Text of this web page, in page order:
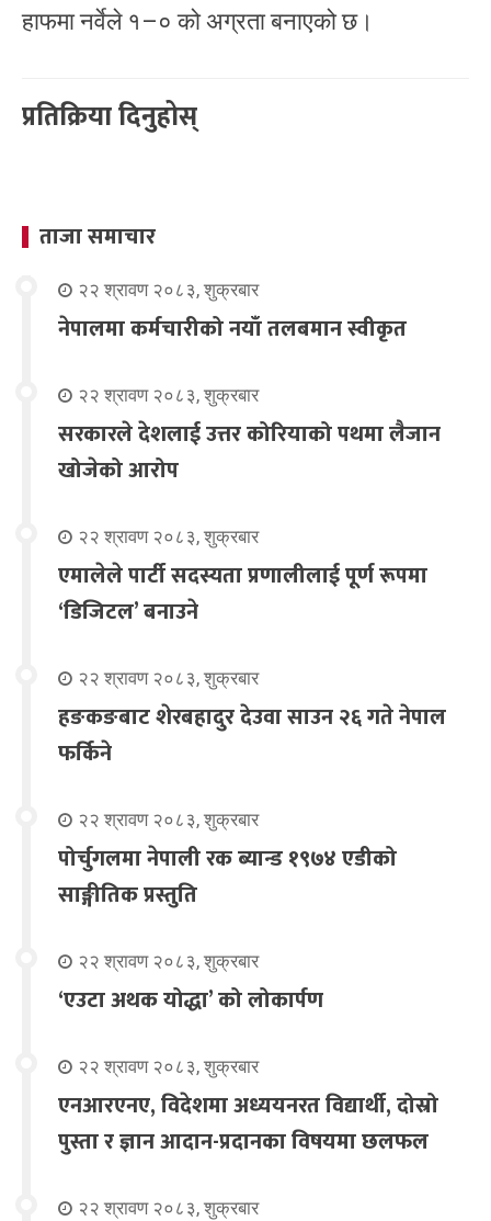
हाफमा नर्वेले १–० को अग्रता बनाएको छ।
प्रतिक्रिया दिनुहोस्
ताजा समाचार
२२ श्रावण २०८३, शुक्रबार
नेपालमा कर्मचारीको नयाँ तलबमान स्वीकृत
२२ श्रावण २०८३, शुक्रबार
सरकारले देशलाई उत्तर कोरियाको पथमा लैजान
खोजेको आरोप
२२ श्रावण २०८३, शुक्रबार
एमालेले पार्टी सदस्यता प्रणालीलाई पूर्ण रूपमा
‘डिजिटल’ बनाउने
२२ श्रावण २०८३, शुक्रबार
हङकङबाट शेरबहादुर देउवा साउन २६ गते नेपाल
फर्किने
२२ श्रावण २०८३, शुक्रबार
पोर्चुगलमा नेपाली रक ब्यान्ड १९७४ एडीको
साङ्गीतिक प्रस्तुति
२२ श्रावण २०८३, शुक्रबार
‘एउटा अथक योद्धा’ को लोकार्पण
२२ श्रावण २०८३, शुक्रबार
एनआरएनए, विदेशमा अध्ययनरत विद्यार्थी, दोस्रो
पुस्ता र ज्ञान आदान-प्रदानका विषयमा छलफल
२२ श्रावण २०८३, शुक्रबार